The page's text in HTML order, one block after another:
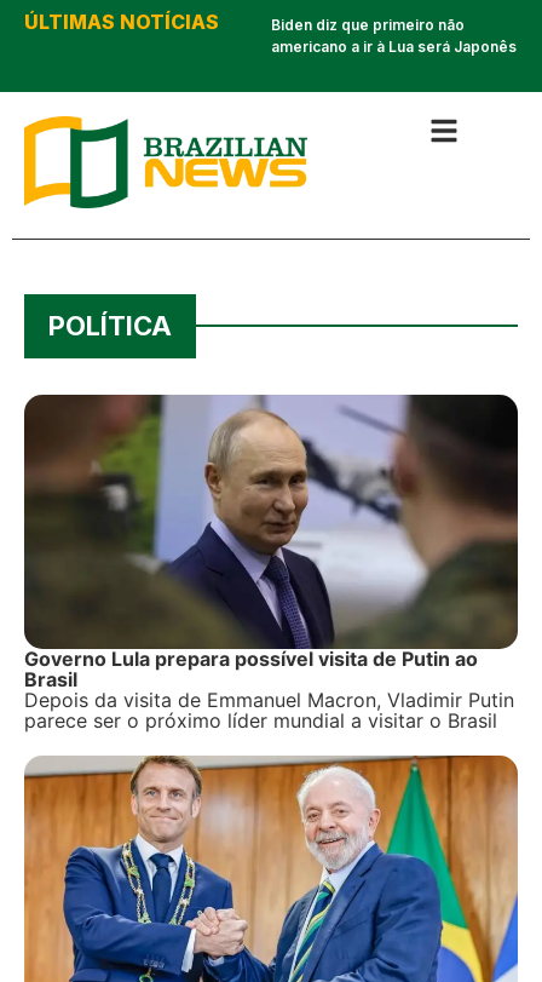
ÚLTIMAS NOTÍCIAS
Inter de Miami é eliminado e
Biden diz que primeiro não
americano a ir à Lua será Japonês
POLÍTICA
Governo Lula prepara possível visita de Putin ao
Brasil
Depois da visita de Emmanuel Macron, Vladimir Putin
parece ser o próximo líder mundial a visitar o Brasil